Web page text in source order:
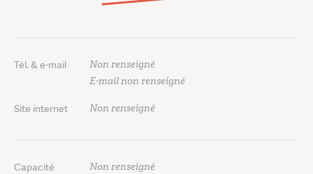
Tél. & e-mail
Non renseigné
E-mail non renseigné
Site internet Non renseigné
Capacité Non renseigné